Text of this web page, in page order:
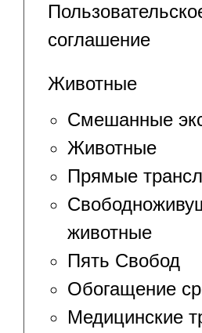
соглашение
Животные
Смешанные
Животные
Прямые
животные
Пять Свобод
Обогащение
Медицинские